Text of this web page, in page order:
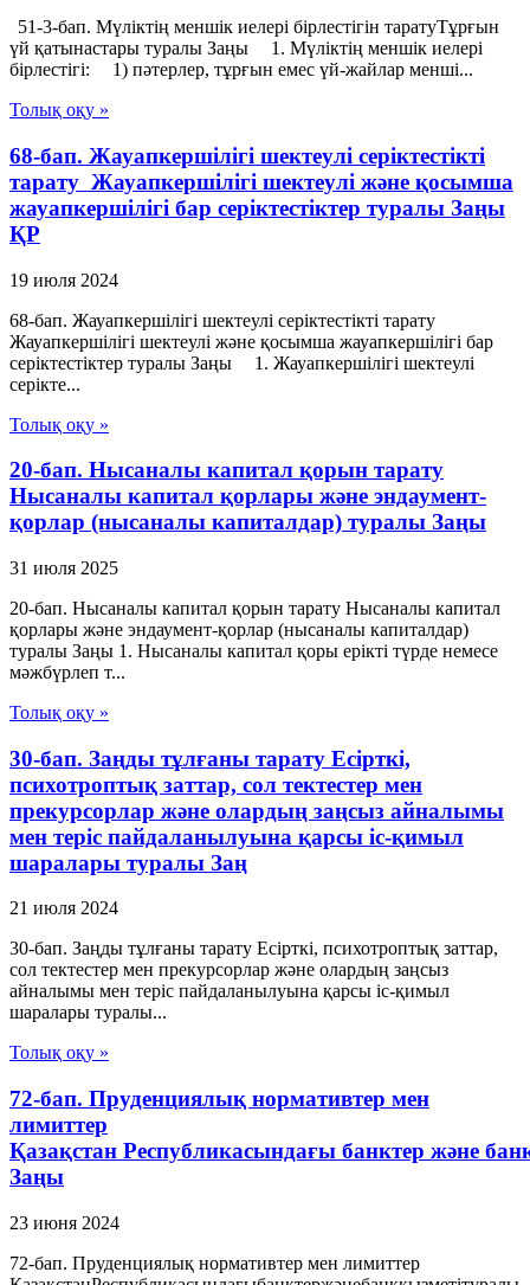
51-3-бап. Мүліктің меншік иелері бірлестігін таратуТұрғын
үй қатынастары туралы Заңы 1. Мүліктің меншік иелері
бірлестігі: 1) пәтерлер, тұрғын емес үй-жайлар менші...
Толық оқу »
68-бап. Жауапкершілігі шектеулі серіктестікті
тарату Жауапкершілігі шектеулі және қосымша
жауапкершілігі бар серіктестіктер туралы Заңы
ҚР
19 июля 2024
68-бап. Жауапкершілігі шектеулі серіктестікті тарату
Жауапкершілігі шектеулі және қосымша жауапкершілігі бар
серіктестіктер туралы Заңы 1. Жауапкершілігі шектеулі
серікте...
Толық оқу »
20-бап. Нысаналы капитал қорын тарату
Нысаналы капитал қорлары және эндаумент-
қорлар (нысаналы капиталдар) туралы Заңы
31 июля 2025
20-бап. Нысаналы капитал қорын тарату Нысаналы капитал
қорлары және эндаумент-қорлар (нысаналы капиталдар)
туралы Заңы 1. Нысаналы капитал қоры ерікті түрде немесе
мәжбүрлеп т...
Толық оқу »
30-бап. Заңды тұлғаны тарату Есiрткi,
психотроптық заттар, сол тектестер мен
прекурсорлар және олардың заңсыз айналымы
мен терiс пайдаланылуына қарсы iс-қимыл
шаралары туралы Заң
21 июля 2024
30-бап. Заңды тұлғаны тарату Есiрткi, психотроптық заттар,
сол тектестер мен прекурсорлар және олардың заңсыз
айналымы мен терiс пайдаланылуына қарсы iс-қимыл
шаралары туралы...
Толық оқу »
72-бап. Пруденциялық нормативтер мен
лимиттер
Қазақстан Республикасындағы банктер және
Заңы
23 июня 2024
72-бап. Пруденциялық нормативтер мен лимиттер